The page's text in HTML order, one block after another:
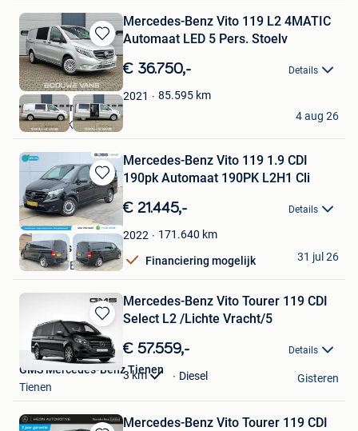
Bewaren
in
Mijn
Favorieten
Mercedes-Benz Vito 119 L2 4MATIC
Automaat LED 5 Pers. Stoelv
€ 36.750,- Details
2021 85.595 km
Douwe Vans B.V.
SPAUBEEK
4 aug 26
Bewaren
in
Mijn
Favorieten
Mercedes-Benz Vito 119 1.9 CDI
190pk Automaat 190PK L2H1 Cli
€ 21.445,- Details
2022 171.640 km
Financiering mogelijk
Boss Vans
VELDHOVEN
31 jul 26
Bewaren
in
Mijn
Favorieten
Mercedes-Benz Vito Tourer 119 CDI
Select L2 /Lichte Vracht/5
€ 57.559,- Details
3 km Diesel
GMS Mercedes-Benz Tienen
Tienen
Gisteren
Mercedes-Benz Vito Tourer 119 CDI